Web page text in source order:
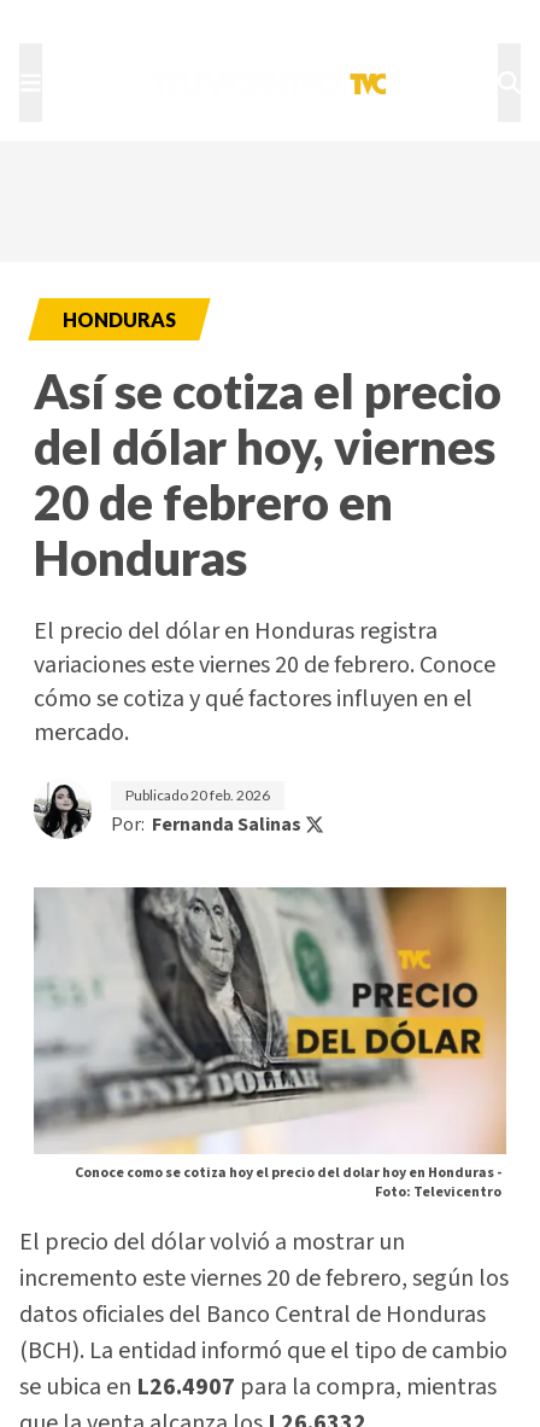
HONDURAS
Así se cotiza el precio
del dólar hoy, viernes
20 de febrero en
Honduras
El precio del dólar en Honduras registra
variaciones este viernes 20 de febrero. Conoce
cómo se cotiza y qué factores influyen en el
mercado.
Publicado20 feb. 2026
Por: Fernanda Salinas
Conoce como se cotiza hoy el precio del dolar hoy en Honduras -
Foto: Televicentro
El precio del dólar volvió a mostrar un
incremento este viernes 20 de febrero, según los
datos oficiales del Banco Central de Honduras
(BCH). La entidad informó que el tipo de cambio
se ubica en L26.4907 para la compra, mientras